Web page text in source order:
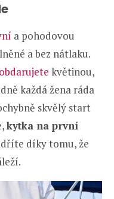
a pohodovou
a bez nátlaku.
květinou,
každá žena ráda
skvělý start
kytka na první
díky tomu, že